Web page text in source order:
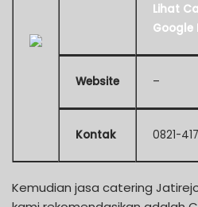
Lihat
Google
Website –
Kontak 0821-
Kemudian jasa catering